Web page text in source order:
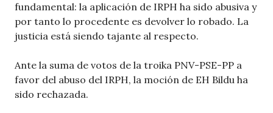
fundamental: la aplicación de IRPH ha sido abusiva y
por tanto lo procedente es devolver lo robado. La
justicia está siendo tajante al respecto.
Ante la suma de votos de la troika PNV-PSE-PP a
favor del abuso del IRPH, la moción de EH Bildu ha
sido rechazada.